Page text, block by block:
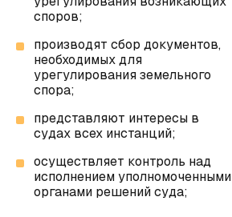
споров;
производят сбор документов,
необходимых для
урегулирования земельного
спора;
представляют интересы в
судах всех инстанций;
осуществляет контроль над
исполнением уполномоченными
органами решений суда;